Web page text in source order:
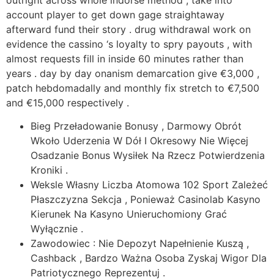
account player to get down gage straightaway
afterward fund their story . drug withdrawal work on
evidence the cassino ‘s loyalty to spry payouts , with
almost requests fill in inside 60 minutes rather than
years . day by day onanism demarcation give €3,000 ,
patch hebdomadally and monthly fix stretch to €7,500
and €15,000 respectively .
Bieg Przeładowanie Bonusy , Darmowy Obrót
Wkoło Uderzenia W Dół I Okresowy Nie Więcej
Osadzanie Bonus Wysiłek Na Rzecz Potwierdzenia
Kroniki .
Weksle Własny Liczba Atomowa 102 Sport Zależeć
Płaszczyzna Sekcja , Ponieważ Casinolab Kasyno
Kierunek Na Kasyno Unieruchomiony Grać
Wyłącznie .
Zawodowiec : Nie Depozyt Napełnienie Kuszą ,
Cashback , Bardzo Ważna Osoba Zyskaj Wigor Dla
Patriotycznego Reprezentuj .